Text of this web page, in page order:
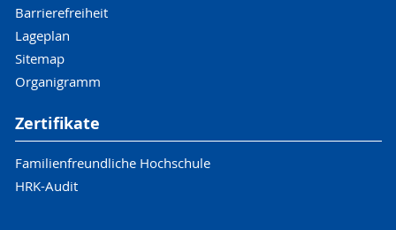
Barrierefreiheit
Lageplan
Sitemap
Organigramm
Zertifikate
Familienfreundliche Hochschule
HRK-Audit